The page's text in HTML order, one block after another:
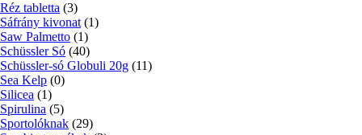
Réz tabletta (3)
Sáfrány kivonat (1)
Saw Palmetto (1)
Schüssler Só (40)
Schüssler-só Globuli 20g (11)
Sea Kelp (0)
Silicea (1)
Spirulina (5)
Sportolóknak (29)